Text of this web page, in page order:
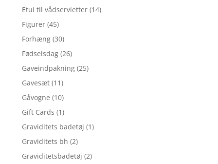
Etui til vådservietter (14)
Figurer (45)
Forhæng (30)
Fødselsdag (26)
Gaveindpakning (25)
Gavesæt (11)
Gåvogne (10)
Gift Cards (1)
Graviditets badetøj (1)
Graviditets bh (2)
Graviditetsbadetøj (2)